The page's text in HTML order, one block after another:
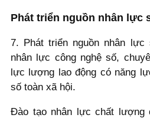
Phát triển nguồn nhân lực
7. Phát triển nguồn nhân lực
nhân lực công nghệ số,
lực lượng lao động có năng
số toàn xã hội.
Đào tạo nhân lực chất lượng